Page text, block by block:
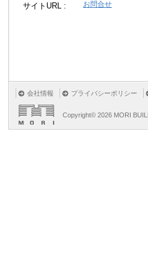
サイトURL :
お問合せ
会社情報 プライバシーポリシー
Copyright© 2026 MORI